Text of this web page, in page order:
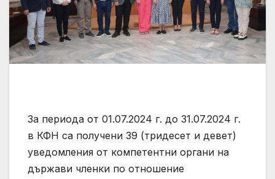
За периода от 01.07.2024 г. до 31.07.2024 г.
в КФН са получени 39 (тридесет и девет)
уведомления от компетентни органи на
държави членки по отношение